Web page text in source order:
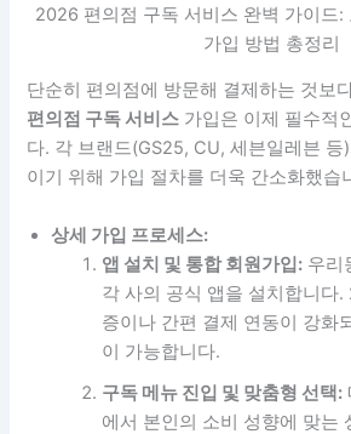
2026 편의점 구독 서비스 완벽 가이드:
가입 방법 총정리
단순히 편의점에 방문해 결제하는 것보
편의점 구독 서비스 가입은 이제 필수적
다. 각 브랜드(GS25, CU, 세븐일레븐 등
이기 위해 가입 절차를 더욱 간소화했습
상세 가입 프로세스:
앱 설치 및 통합 회원가입: 우리
각 사의 공식 앱을 설치합니다
증이나 간편 결제 연동이 강화
이 가능합니다.
구독 메뉴 진입 및 맞춤형 선택:
에서 본인의 소비 성향에 맞는